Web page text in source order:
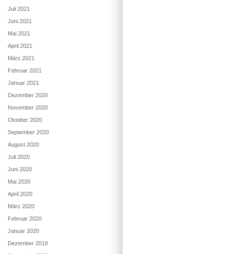
Juli 2021
Juni 2021
Mai 2021
April 2021
März 2021
Februar 2021
Januar 2021
Dezember 2020
November 2020
Oktober 2020
September 2020
August 2020
Juli 2020
Juni 2020
Mai 2020
April 2020
März 2020
Februar 2020
Januar 2020
Dezember 2019